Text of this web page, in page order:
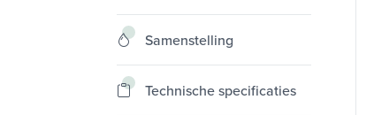
Samenstelling
Technische specificaties